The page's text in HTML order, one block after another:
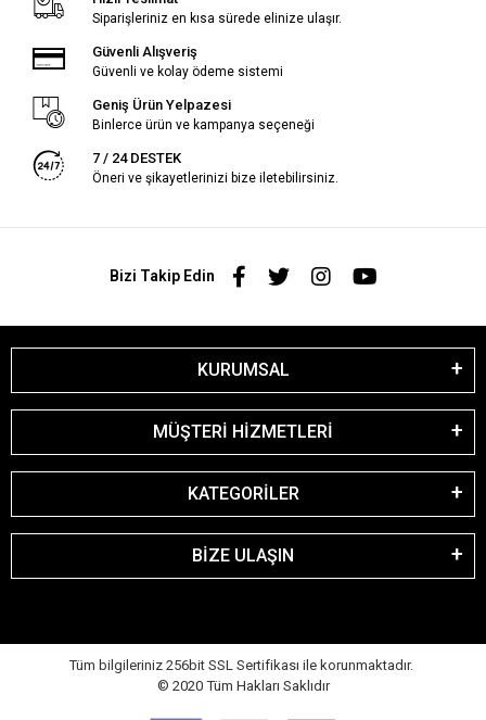
Siparişleriniz en kısa sürede elinize ulaşır.
Güvenli Alışveriş
Güvenli ve kolay ödeme sistemi
Geniş Ürün Yelpazesi
Binlerce ürün ve kampanya seçeneği
7 / 24 DESTEK
Öneri ve şikayetlerinizi bize iletebilirsiniz.
Bizi Takip Edin
KURUMSAL
MÜŞTERİ HİZMETLERİ
KATEGORİLER
BİZE ULAŞIN
Tüm bilgileriniz 256bit SSL Sertifikası ile korunmaktadır.
© 2020 Tüm Hakları Saklıdır